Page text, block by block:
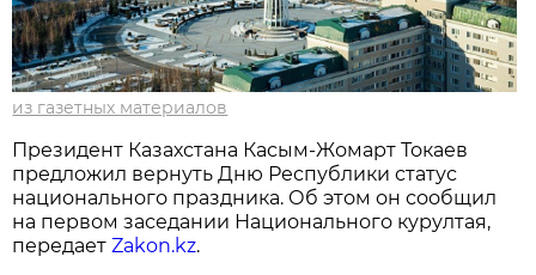
из газетных материалов
Президент Казахстана Касым-Жомарт Токаев
предложил вернуть Дню Республики статус
национального праздника. Об этом он сообщил
на первом заседании Национального курултая,
передаетZakon.kz.